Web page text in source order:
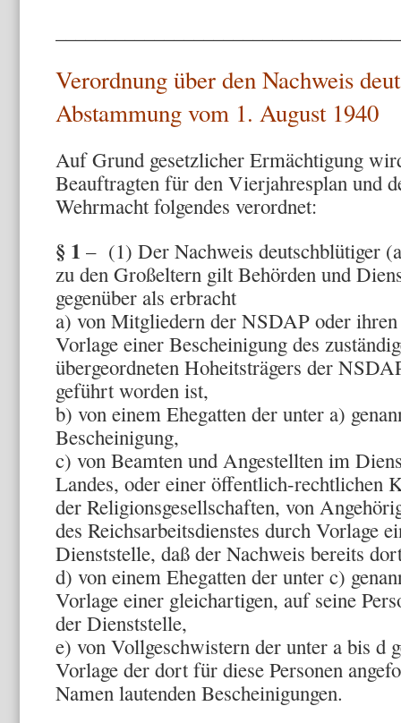
Verordnung über den Nachweis
Abstammung vom 1. August 1940
Auf Grund gesetzlicher Ermächtigung
Beauftragten für den Vierjahresplan und
Wehrmacht folgendes verordnet:
§ 1 – (1) Der Nachweis deutschblütiger
zu den Großeltern gilt Behörden und
gegenüber als erbracht
a) von Mitgliedern der NSDAP oder
Vorlage einer Bescheinigung des
übergeordneten Hoheitsträgers der
geführt worden ist,
b) von einem Ehegatten der unter a)
Bescheinigung,
c) von Beamten und Angestellten im
Landes, oder einer öffentlich-rechtlichen
der Religionsgesellschaften, von
des Reichsarbeitsdienstes durch Vorlage
Dienststelle, daß der Nachweis bereits
d) von einem Ehegatten der unter c)
Vorlage einer gleichartigen, auf seine
der Dienststelle,
e) von Vollgeschwistern der unter a bis d
Vorlage der dort für diese Personen
Namen lautenden Bescheinigungen.